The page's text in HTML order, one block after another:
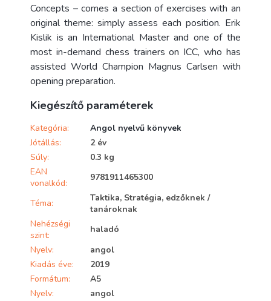
Concepts – comes a section of exercises with an
original theme: simply assess each position. Erik
Kislik is an International Master and one of the
most in-demand chess trainers on ICC, who has
assisted World Champion Magnus Carlsen with
opening preparation.
Kiegészítő paraméterek
Kategória:
Angol nyelvű könyvek
Jótállás:
2 év
Súly:
0.3 kg
EAN
vonalkód:
9781911465300
Téma:
Taktika, Stratégia, edzőknek /
tanároknak
Nehézségi
szint:
haladó
Nyelv:
angol
Kiadás éve:
2019
Formátum:
A5
Nyelv:
angol